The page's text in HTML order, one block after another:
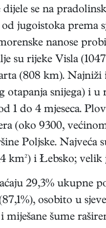
dijele se na
jugoistoka prema
nanose
su rijeke Visla
(808 km). Najniži
otapanja snijega) i
1 do 4 mjeseca.
(oko 9300,
Poljske. Najveća
km²) i Łebsko;
29,3% ukupne
osobito u
miješane šume